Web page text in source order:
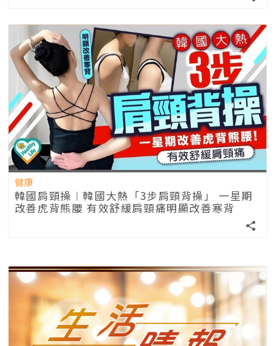
健康
韓國肩頸操︱韓國大熱「3步肩頸背操」 一星期
改善虎背熊腰 有效舒緩肩頸痛明顯改善寒背